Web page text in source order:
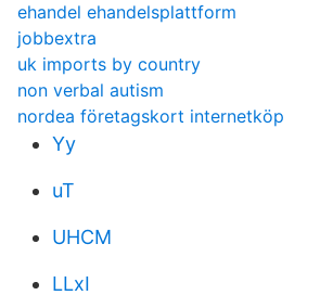
ehandel ehandelsplattform
jobbextra
uk imports by country
non verbal autism
nordea företagskort internetköp
Yy
uT
UHCM
LLxI